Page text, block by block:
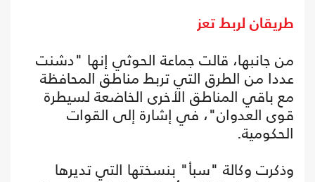
طريقان لربط تعز
من جانبها، قالت جماعة الحوثي إنها "دشنت
عددا من الطرق التي تربط مناطق المحافظة
مع باقي المناطق الأخرى الخاضعة لسيطرة
قوى العدوان"، في إشارة إلى القوات
الحكومية.
وذكرت وكالة "سبأ" بنسختها التي تديرها